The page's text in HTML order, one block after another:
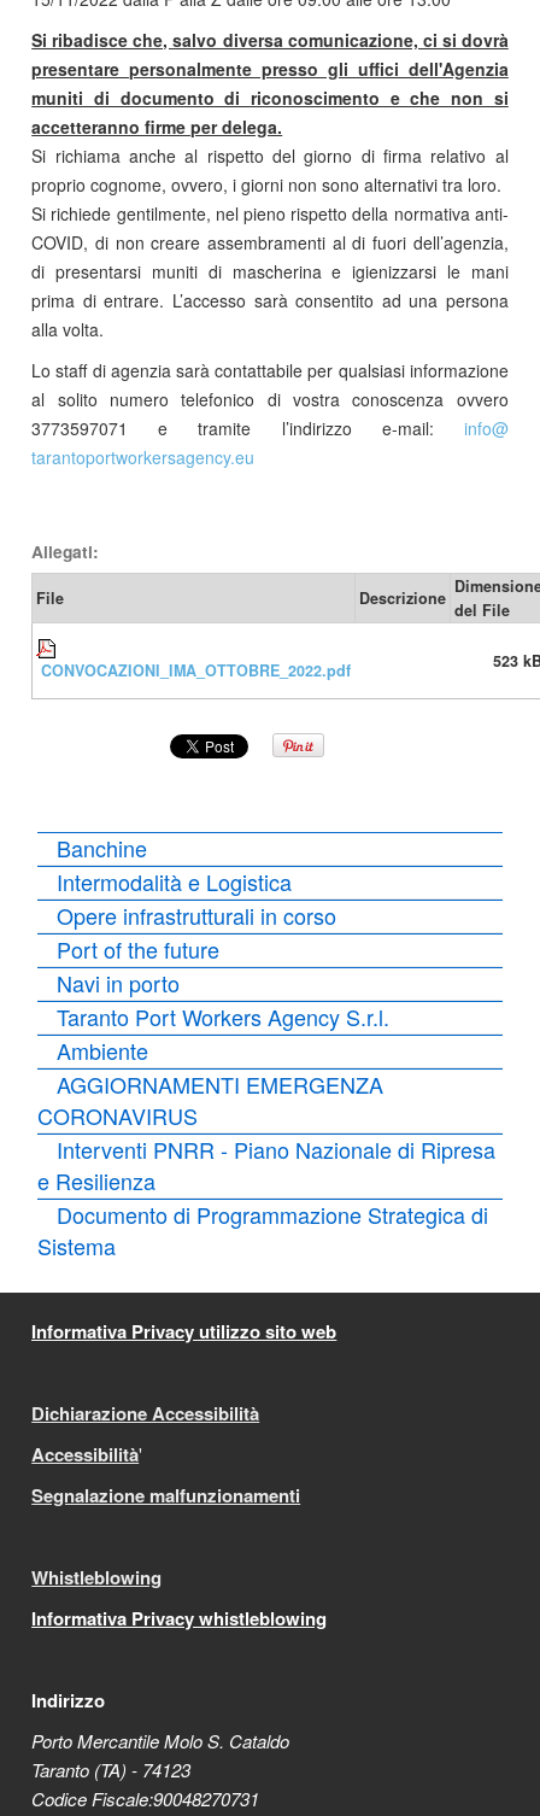
Si ribadisce che, salvo diversa comunicazione, ci si dovrà
presentare personalmente presso gli uffici dell'Agenzia
muniti di documento di riconoscimento e che non si
accetteranno firme per delega.
Si richiama anche al rispetto del giorno di firma relativo al
proprio cognome, ovvero, i giorni non sono alternativi tra loro.
Si richiede gentilmente, nel pieno rispetto della normativa anti-
COVID, di non creare assembramenti al di fuori dell’agenzia,
di presentarsi muniti di mascherina e igienizzarsi le mani
prima di entrare. L’accesso sarà consentito ad una persona
alla volta.
Lo staff di agenzia sarà contattabile per qualsiasi informazione
al solito numero telefonico di vostra conoscenza ovvero
3773597071 e tramite l’indirizzo e-mail: info​@​
tarantoportworkersagency.eu
Allegati:
File Descrizione
del File
CONVOCAZIONI_IMA_OTTOBRE_2022.pdf 523
Banchine
Intermodalità e Logistica
Opere infrastrutturali in corso
Port of the future
Navi in porto
Taranto Port Workers Agency S.r.l.
Ambiente
AGGIORNAMENTI EMERGENZA
CORONAVIRUS
Interventi PNRR - Piano Nazionale di Ripresa
e Resilienza
Documento di Programmazione Strategica di
Sistema
Informativa Privacy utilizzo sito web
Dichiarazione Accessibilità
Accessibilità'
Segnalazione malfunzionamenti
Whistleblowing
Informativa Privacy whistleblowing
Indirizzo
Porto Mercantile Molo S. Cataldo
Taranto (TA) - 74123
Codice Fiscale:90048270731